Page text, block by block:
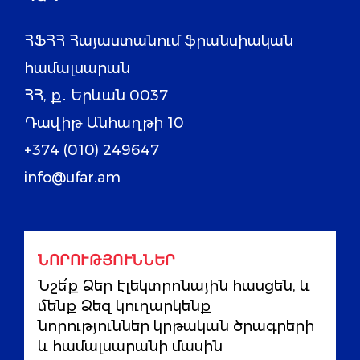
ՀՖՀՀ Հայաստանում ֆրանսիական
համալսարան
ՀՀ, ք․ Երևան 0037
Դավիթ Անհաղթի 10
+374 (010) 249647
info@ufar.am
ՆՈՐՈՒԹՅՈՒՆՆԵՐ
Նշե՛ք Ձեր էլեկտրոնային հասցեն, և
մենք Ձեզ կուղարկենք
նորություններ կրթական ծրագրերի
և համալսարանի մասին